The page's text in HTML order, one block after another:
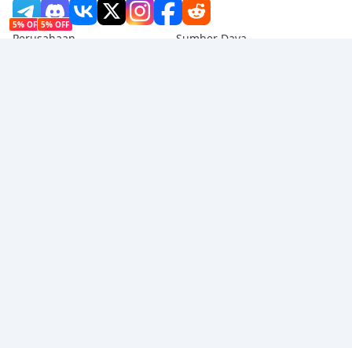
5% OFF 5% OFF
Perusahaan Sumber Daya